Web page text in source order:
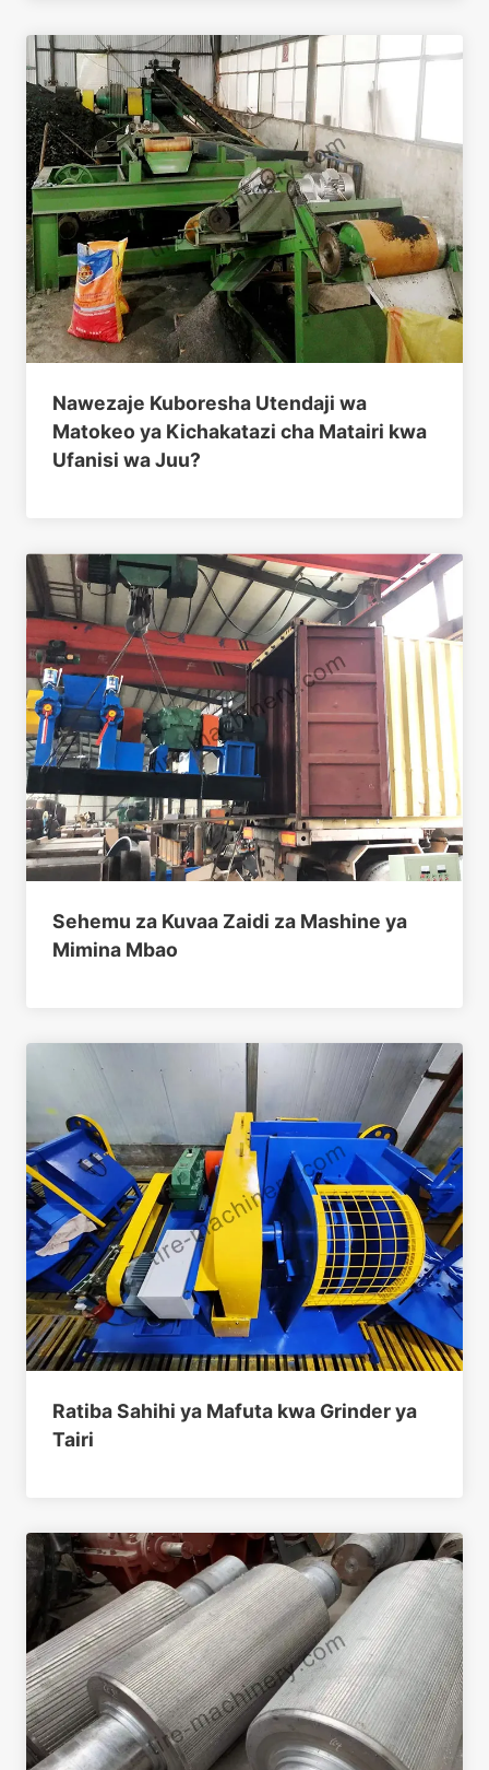
Nawezaje Kuboresha Utendaji wa
Matokeo ya Kichakatazi cha Matairi kwa
Ufanisi wa Juu?
Sehemu za Kuvaa Zaidi za Mashine ya
Mimina Mbao
Ratiba Sahihi ya Mafuta kwa Grinder ya
Tairi